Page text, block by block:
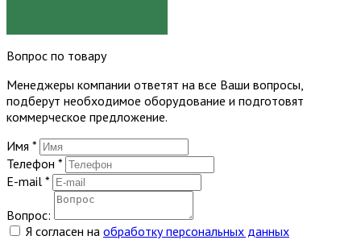
Вопрос по товару
Менеджеры компании ответят на все Ваши вопросы,
подберут необходимое оборудование и подготовят
коммерческое предложение.
Имя *
Телефон *
E-mail *
Вопрос:
Я согласен на обработку персональных данных